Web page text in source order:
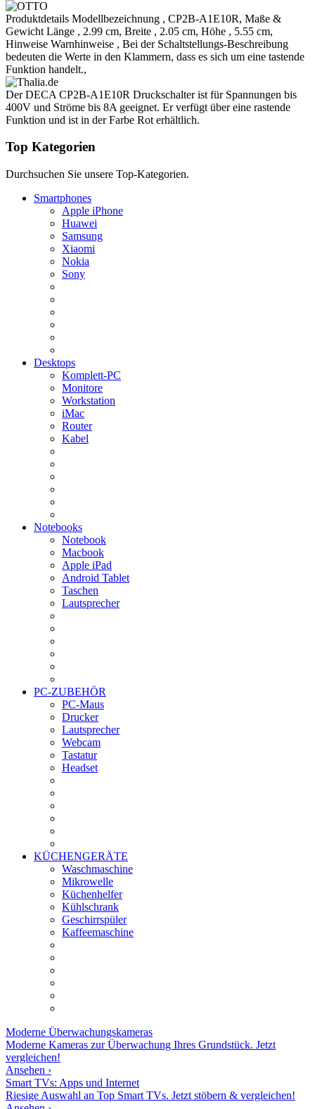
Produktdetails Modellbezeichnung , CP2B-A1E10R, Maße &
Gewicht Länge , 2.99 cm, Breite , 2.05 cm, Höhe , 5.55 cm,
Hinweise Warnhinweise , Bei der Schaltstellungs-Beschreibung
bedeuten die Werte in den Klammern, dass es sich um eine tastende
Funktion handelt.,
Der DECA CP2B-A1E10R Druckschalter ist für Spannungen bis
400V und Ströme bis 8A geeignet. Er verfügt über eine rastende
Funktion und ist in der Farbe Rot erhältlich.
Top Kategorien
Durchsuchen Sie unsere Top-Kategorien.
Smartphones
Apple iPhone
Huawei
Samsung
Xiaomi
Nokia
Sony
Desktops
Komplett-PC
Monitore
Workstation
iMac
Router
Kabel
Notebooks
Notebook
Macbook
Apple iPad
Android Tablet
Taschen
Lautsprecher
PC-ZUBEHÖR
PC-Maus
Drucker
Lautsprecher
Webcam
Tastatur
Headset
KÜCHENGERÄTE
Waschmaschine
Mikrowelle
Küchenhelfer
Kühlschrank
Geschirrspüler
Kaffeemaschine
Moderne Überwachungskameras
Moderne Kameras zur Überwachung Ihres Grundstück. Jetzt
vergleichen!
Ansehen ›
Smart TVs: Apps und Internet
Riesige Auswahl an Top Smart TVs. Jetzt stöbern & vergleichen!